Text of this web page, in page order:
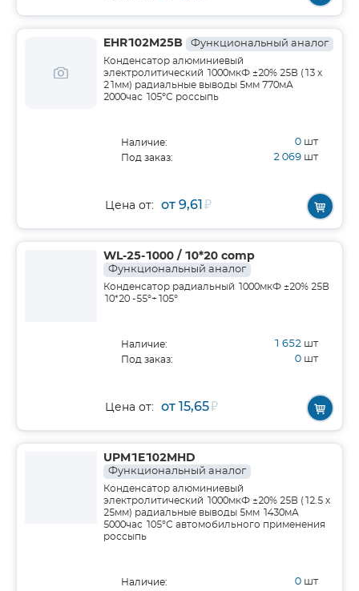
EHR102M25B Функциональный аналог
Конденсатор алюминиевый
электролитический 1000мкФ ±20% 25В (13 х
21мм) радиальные выводы 5мм 770мА
2000час 105°С россыпь
Наличие: 0 шт
Под заказ: 2 069 шт
Цена от: от 9,61₽
WL-25-1000 / 10*20 comp
Функциональный аналог
Конденсатор радиальный 1000мкФ ±20% 25В
10*20 -55°+105°
Наличие: 1 652 шт
Под заказ: 0 шт
Цена от: от 15,65₽
UPM1E102MHD
Функциональный аналог
Конденсатор алюминиевый
электролитический 1000мкФ ±20% 25В (12.5 х
25мм) радиальные выводы 5мм 1430мА
5000час 105°С автомобильного применения
россыпь
Наличие: 0 шт